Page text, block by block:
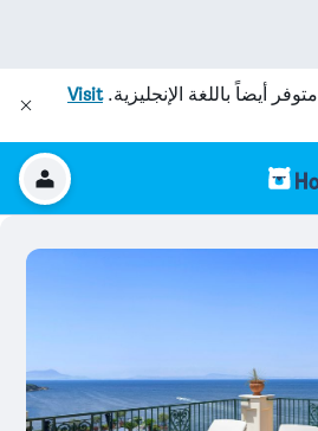
متوفر أيضاً باللغة الإنجليزية.Visit